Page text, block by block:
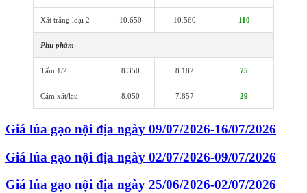
Xát trắng loại 2 10.650 10.560 110
Phụ phẩm
Tấm 1/2 8.350 8.182 75
Cám xát/lau 8.050 7.857 29
Giá lúa gạo nội địa ngày 09/07/2026-16/07/2026
Giá lúa gạo nội địa ngày 02/07/2026-09/07/2026
Giá lúa gạo nội địa ngày 25/06/2026-02/07/2026